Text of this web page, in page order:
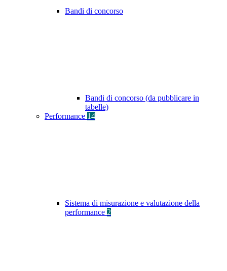
Bandi di concorso
Bandi di concorso (da pubblicare in
tabelle)
Performance 14
Sistema di misurazione e valutazione della
performance 2